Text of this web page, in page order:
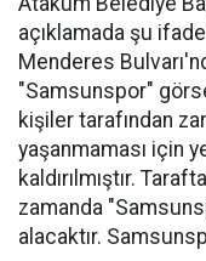
açıklamada şu
Menderes
"Samsunspor"
kişiler tarafından
yaşanmaması için
kaldırılmıştır.
zamanda
alacaktır.